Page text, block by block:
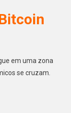
em uma zona
se cruzam.